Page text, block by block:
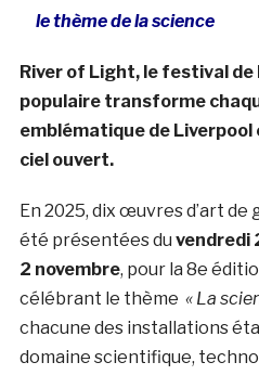
le thème de la science
River of Light, le festival
populaire transforme
emblématique de Liverpool
ciel ouvert.
En 2025, dix œuvres d’art
été présentées du vendredi
2 novembre, pour la 8e
célébrant le thème « La
chacune des installations
domaine scientifique,